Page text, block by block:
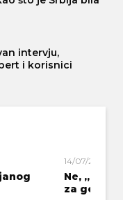
intervju,
i korisnici
14/07/2026
Ne,
za